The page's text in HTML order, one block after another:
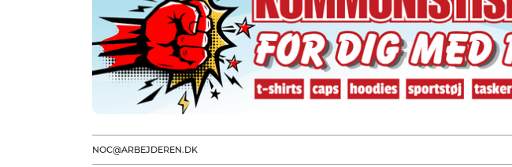
NOC@ARBEJDEREN.DK